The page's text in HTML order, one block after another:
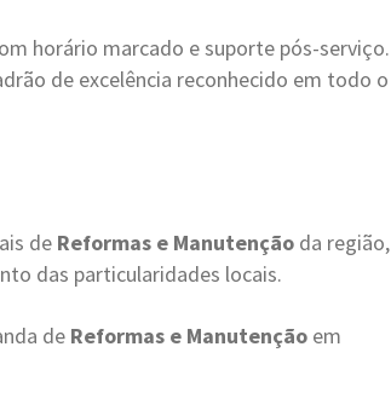
horário marcado e suporte pós-serviço.
de excelência reconhecido em todo o
de Reformas e Manutenção da região,
das particularidades locais.
de Reformas e Manutenção em